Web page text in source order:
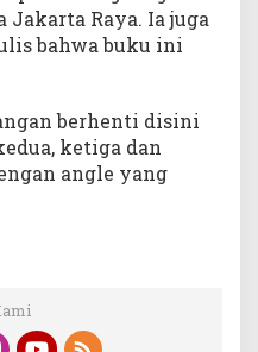
Raya. Ia juga
bahwa buku ini
berhenti disini
ketiga dan
angle yang